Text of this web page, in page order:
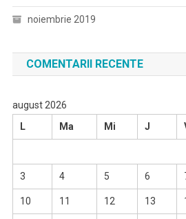
noiembrie 2019
COMENTARII RECENTE
august 2026
L
Ma Mi J
3 4 5 6
10 11 12 13